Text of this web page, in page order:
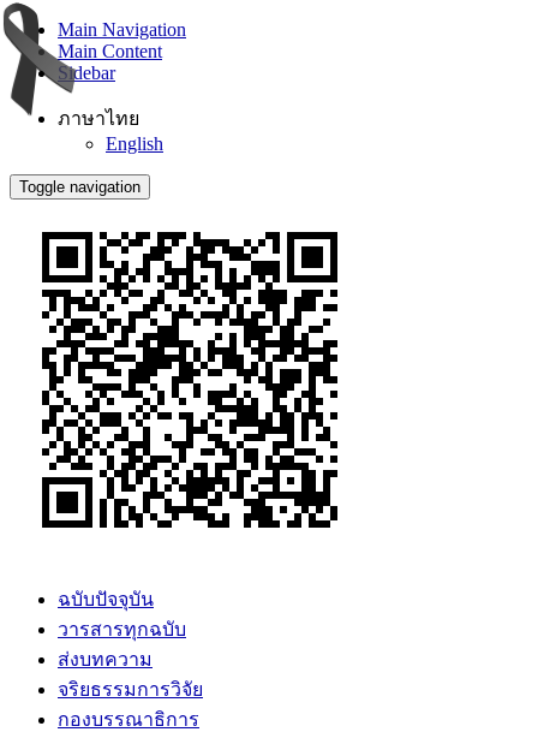
Main Navigation
Main Content
Sidebar
ภาษาไทย
English
Toggle navigation
ฉบับปัจจุบัน
วารสารทุกฉบับ
ส่งบทความ
จริยธรรมการวิจัย
กองบรรณาธิการ